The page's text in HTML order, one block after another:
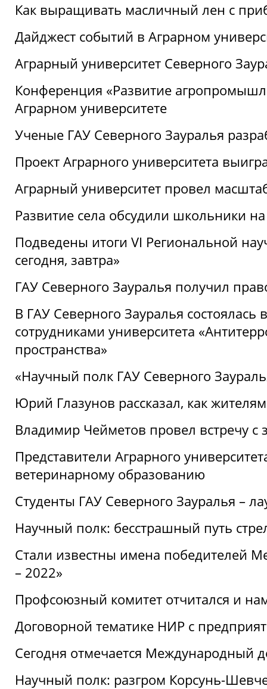
Как выращивать масличный лен с
Дайджест событий в Аграрном
Аграрный университет Северного
Конференция «Развитие
Аграрном университете
Ученые ГАУ Северного Зауралья
Проект Аграрного университета
Аграрный университет провел
Развитие села обсудили школьники
Подведены итоги VI Региональной
сегодня, завтра»
ГАУ Северного Зауралья получил
В ГАУ Северного Зауралья состоялась
сотрудниками университета
пространства»
«Научный полк ГАУ Северного
Юрий Глазунов рассказал, как
Владимир Чейметов провел встречу
Представители Аграрного
ветеринарному образованию
Студенты ГАУ Северного Зауралья –
Научный полк: бесстрашный путь
Стали известны имена победителей
– 2022»
Профсоюзный комитет отчитался и
Договорной тематике НИР с
Сегодня отмечается Международный
Научный полк: разгром Корсунь-